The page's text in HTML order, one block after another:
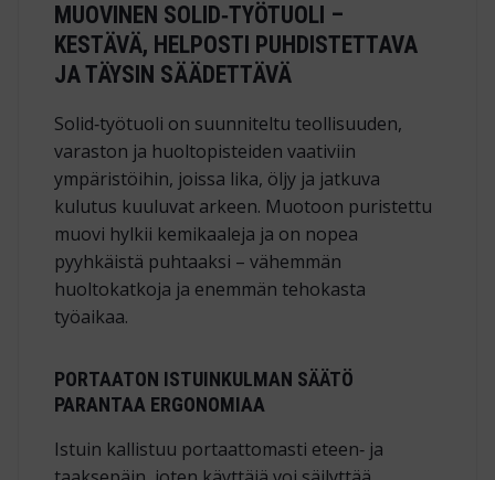
MUOVINEN SOLID‑TYÖTUOLI –
KESTÄVÄ, HELPOSTI PUHDISTETTAVA
JA TÄYSIN SÄÄDETTÄVÄ
Solid‑työtuoli on suunniteltu teollisuuden,
varaston ja huoltopisteiden vaativiin
ympäristöihin, joissa lika, öljy ja jatkuva
kulutus kuuluvat arkeen. Muotoon puristettu
muovi hylkii kemikaaleja ja on nopea
pyyhkäistä puhtaaksi – vähemmän
huoltokatkoja ja enemmän tehokasta
työaikaa.
PORTAATON ISTUINKULMAN SÄÄTÖ
PARANTAA ERGONOMIAA
Istuin kallistuu portaattomasti eteen‑ ja